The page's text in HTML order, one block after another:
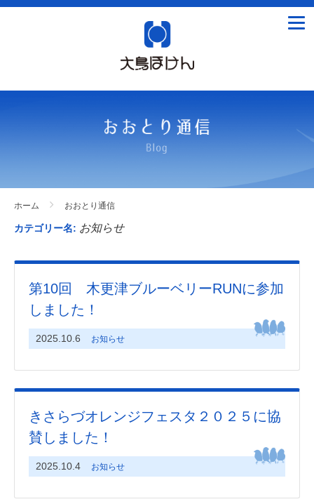
ホーム おおとり通信
カテゴリー名: お知らせ
第10回 木更津ブルーベリーRUNに参加
しました！
2025.10.6 お知らせ
きさらづオレンジフェスタ２０２５に協
賛しました！
2025.10.4 お知らせ